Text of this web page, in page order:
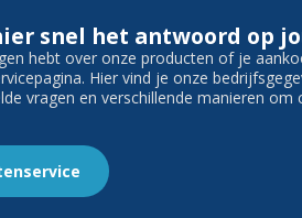
snel het antwoord op
hebt over onze producten of je
Hier vind je onze
vragen en verschillende manieren